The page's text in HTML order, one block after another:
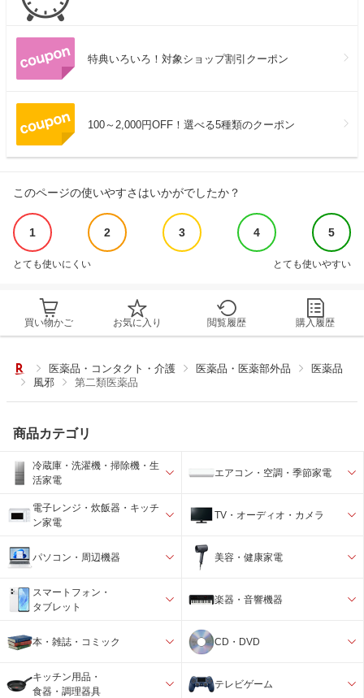
特典いろいろ！対象ショップ割引クーポン
100～2,000円OFF！選べる5種類のクーポン
このページの使いやすさはいかがでしたか？
1 2 3 4 5
とても使いにくい とても使いやすい
買い物かご お気に入り 閲覧履歴 購入履歴
医薬品・コンタクト・介護 医薬品・医薬部外品
医薬品
風邪
第二類医薬品
商品カテゴリ
冷蔵庫・洗濯機・掃除機・生
活家電
エアコン・空調・季節家電
電子レンジ・炊飯器・キッチ
ン家電
TV・オーディオ・カメラ
パソコン・周辺機器 美容・健康家電
スマートフォン・
タブレット
楽器・音響機器
本・雑誌・コミック CD・DVD
キッチン用品・
食器・調理器具
テレビゲーム